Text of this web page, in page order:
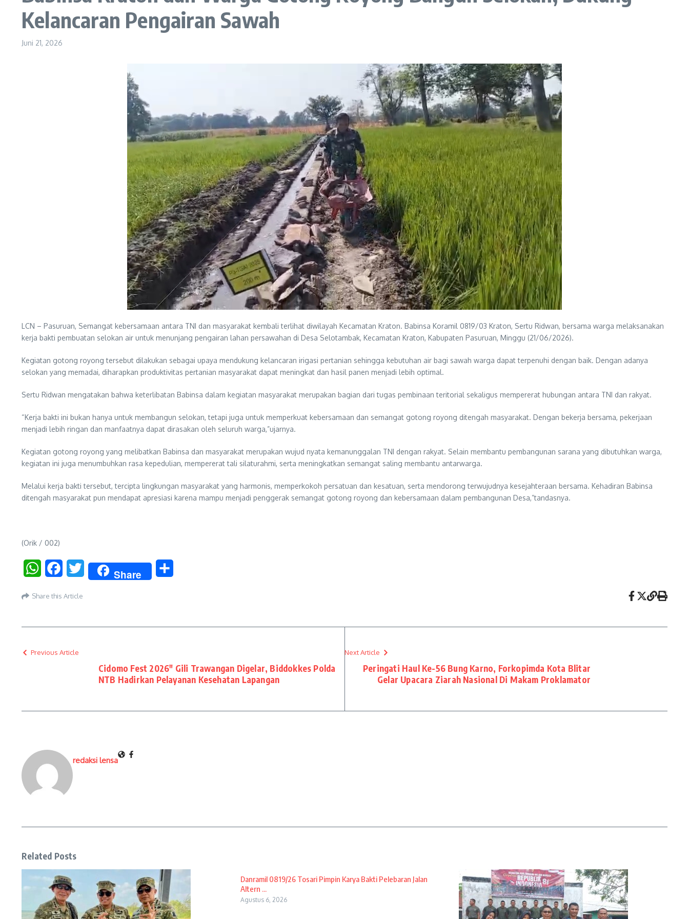
Kelancaran Pengairan Sawah
Juni 21, 2026
LCN – Pasuruan, Semangat kebersamaan antara TNI dan masyarakat kembali terlihat diwilayah Kecamatan Kraton. Babinsa Koramil 0819/03 Kraton, Sertu Ridwan, bersama warga melaksanakan
kerja bakti pembuatan selokan air untuk menunjang pengairan lahan persawahan di Desa Selotambak, Kecamatan Kraton, Kabupaten Pasuruan, Minggu (21/06/2026).
Kegiatan gotong royong tersebut dilakukan sebagai upaya mendukung kelancaran irigasi pertanian sehingga kebutuhan air bagi sawah warga dapat terpenuhi dengan baik. Dengan adanya
selokan yang memadai, diharapkan produktivitas pertanian masyarakat dapat meningkat dan hasil panen menjadi lebih optimal.
Sertu Ridwan mengatakan bahwa keterlibatan Babinsa dalam kegiatan masyarakat merupakan bagian dari tugas pembinaan teritorial sekaligus mempererat hubungan antara TNI dan rakyat.
“Kerja bakti ini bukan hanya untuk membangun selokan, tetapi juga untuk memperkuat kebersamaan dan semangat gotong royong ditengah masyarakat. Dengan bekerja bersama, pekerjaan
menjadi lebih ringan dan manfaatnya dapat dirasakan oleh seluruh warga,”ujarnya.
Kegiatan gotong royong yang melibatkan Babinsa dan masyarakat merupakan wujud nyata kemanunggalan TNI dengan rakyat. Selain membantu pembangunan sarana yang dibutuhkan warga,
kegiatan ini juga menumbuhkan rasa kepedulian, mempererat tali silaturahmi, serta meningkatkan semangat saling membantu antarwarga.
Melalui kerja bakti tersebut, tercipta lingkungan masyarakat yang harmonis, memperkokoh persatuan dan kesatuan, serta mendorong terwujudnya kesejahteraan bersama. Kehadiran Babinsa
ditengah masyarakat pun mendapat apresiasi karena mampu menjadi penggerak semangat gotong royong dan kebersamaan dalam pembangunan Desa,”tandasnya.
(Orik / 002)
WhatsAppFacebookTwitter Share
Share this Article
Previous Article
Cidomo Fest 2026″ Gili Trawangan Digelar, Biddokkes Polda
NTB Hadirkan Pelayanan Kesehatan Lapangan
Next Article
Peringati Haul Ke-56 Bung Karno, Forkopimda Kota Blitar
Gelar Upacara Ziarah Nasional Di Makam Proklamator
redaksi lensa
Related Posts
Danramil 0819/26 Tosari Pimpin Karya Bakti Pelebaran Jalan
Altern ...
Agustus 6, 2026